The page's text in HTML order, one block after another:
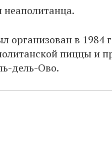
неаполитанца.
организован в 1984
пиццы и
дель-Ово.